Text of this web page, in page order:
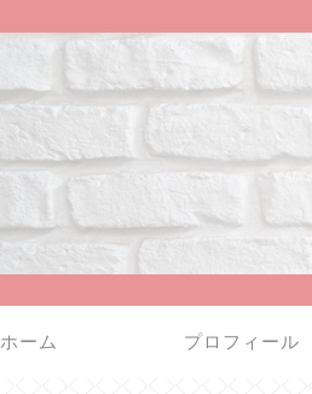
ホーム プロフィール